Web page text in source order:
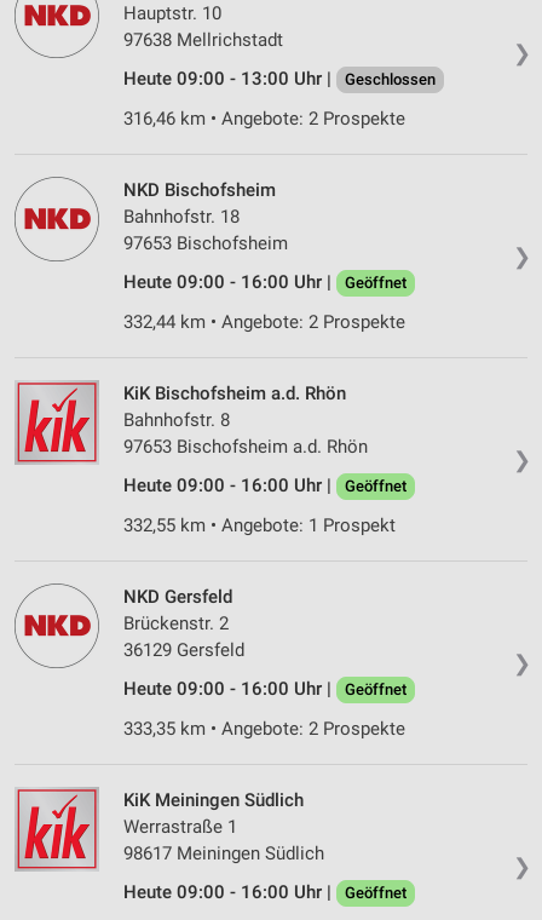
❯
Hauptstr. 10
97638 Mellrichstadt
Heute 09:00 - 13:00 Uhr |
Geschlossen
316,46 km • Angebote: 2 Prospekte
❯
NKD Bischofsheim
Bahnhofstr. 18
97653 Bischofsheim
Heute 09:00 - 16:00 Uhr |
Geöffnet
332,44 km • Angebote: 2 Prospekte
❯
KiK Bischofsheim a.d. Rhön
Bahnhofstr. 8
97653 Bischofsheim a.d. Rhön
Heute 09:00 - 16:00 Uhr |
Geöffnet
332,55 km • Angebote: 1 Prospekt
❯
NKD Gersfeld
Brückenstr. 2
36129 Gersfeld
Heute 09:00 - 16:00 Uhr |
Geöffnet
333,35 km • Angebote: 2 Prospekte
❯
KiK Meiningen Südlich
Werrastraße 1
98617 Meiningen Südlich
Heute 09:00 - 16:00 Uhr |
Geöffnet